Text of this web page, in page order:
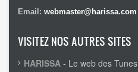
Email: webmaster@harissa.com
VISITEZ NOS AUTRES SITES
HARISSA - Le web des Tunes